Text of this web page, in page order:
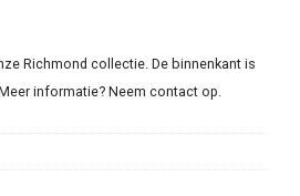
Richmond collectie. De binnenkant is
informatie? Neem contact op.